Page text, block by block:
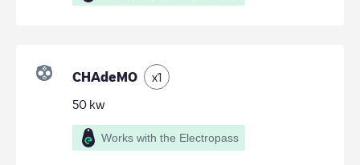
CHAdeMO x1
50 kw
Works with the Electropass